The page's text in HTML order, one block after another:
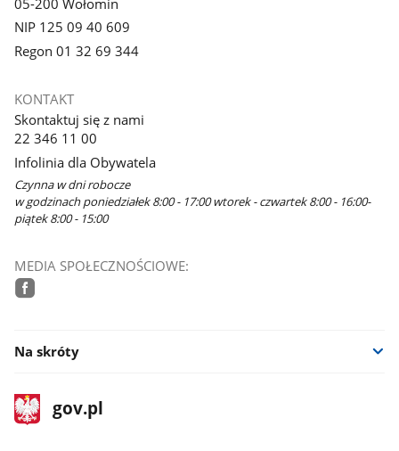
NIP 125 09 40 609
Regon 01 32 69 344
KONTAKT
Skontaktuj się z nami
22 346 11 00
Infolinia dla Obywatela
Czynna w dni robocze
w godzinach poniedziałek 8:00 - 17:00 wtorek - czwartek 8:00 - 16:00-
piątek 8:00 - 15:00
MEDIA SPOŁECZNOŚCIOWE:
Na skróty
stopka
gov.plStrona
gov.pl